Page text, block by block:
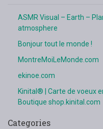
ASMR Visual – Earth –
atmosphere
Bonjour tout le monde !
MontreMoiLeMonde.com
ekinoe.com
Kinital® | Carte de voeux
Boutique shop.kinital.com
Categories